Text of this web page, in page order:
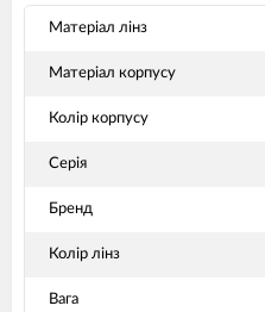
Матеріал лінз
Матеріал корпусу
Колір корпусу
Серія
Бренд
Колір лінз
Вага